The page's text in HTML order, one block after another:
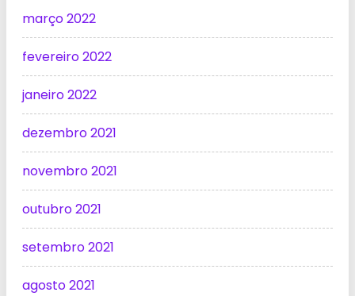
março 2022
fevereiro 2022
janeiro 2022
dezembro 2021
novembro 2021
outubro 2021
setembro 2021
agosto 2021